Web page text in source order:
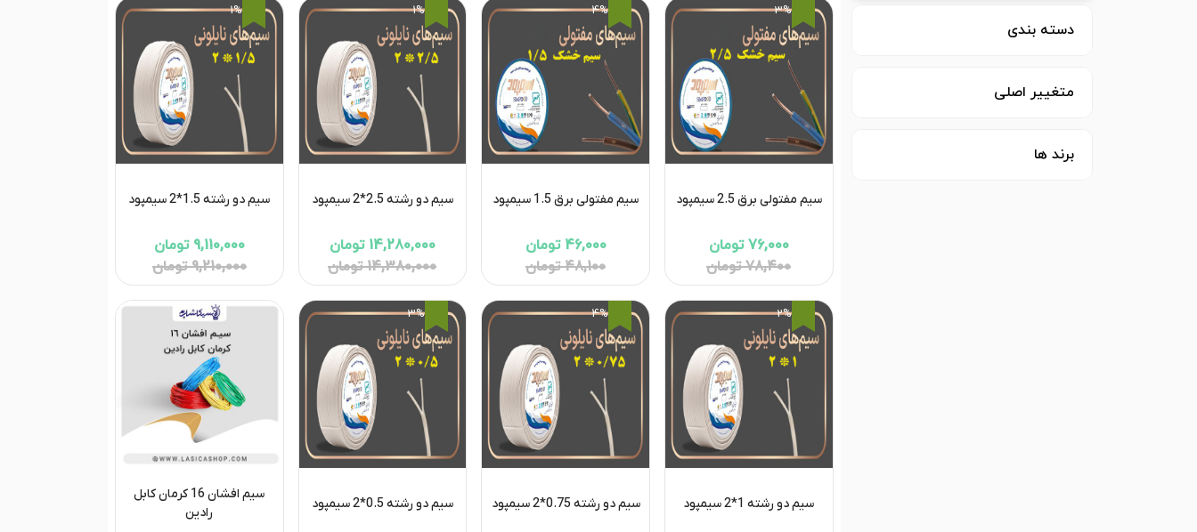
دسته بندی
متغییر اصلی
برند ها
3%
سیم مفتولی برق 2.5 سیمپود
76,000 تومان
78,400 تومان
4%
سیم مفتولی برق 1.5 سیمپود
46,000 تومان
48,100 تومان
1%
سیم دو رشته 2.5*2 سیمپود
14,280,000 تومان
14,380,000 تومان
1%
سیم دو رشته 1.5*2 سیمپود
9,110,000 تومان
9,210,000 تومان
2%
سیم دو رشته 1*2 سیمپود
4%
سیم دو رشته 0.75*2 سیمپود
3%
سیم دو رشته 0.5*2 سیمپود
سیم افشان 16 کرمان کابل
رادین